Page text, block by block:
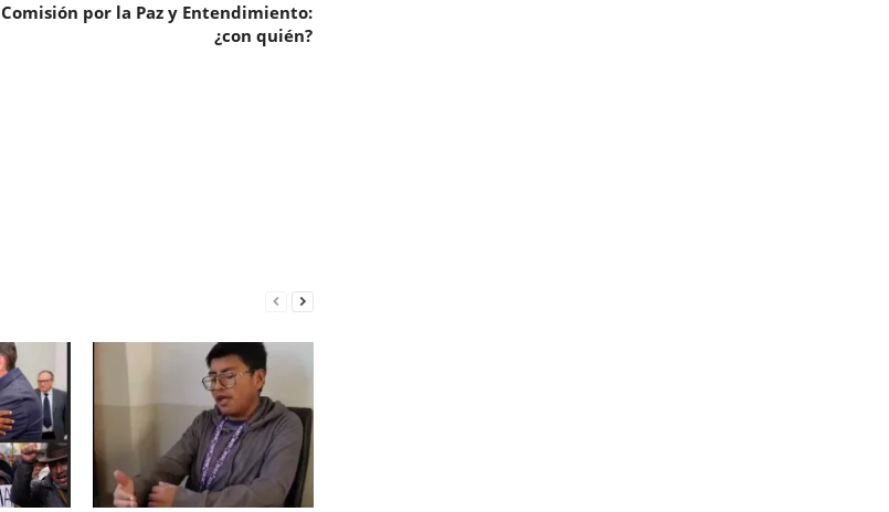
Comisión por la Paz y Entendimiento:
¿con quién?